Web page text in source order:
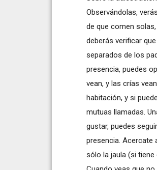
Observándolas,
de que comen
deberás verificar
separados de los
presencia, puedes
vean, y las crías
habitación, y si
mutuas llamadas.
gustar, puedes
presencia. Acercate
sólo la jaula (si